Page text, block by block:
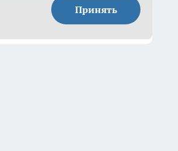
Принять